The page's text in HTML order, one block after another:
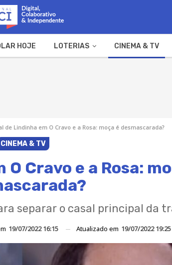
HOJE LOTERIAS CINEMA & TV
de Lindinha em O Cravo e a Rosa: moça é desmascarada?
CINEMA & TV
Cravo e a Rosa:
separar o casal principal da
19/07/2022 16:15 Atualizado em 19/07/2022 19:25